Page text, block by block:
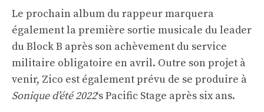
Le prochain album du rappeur marquera
également la première sortie musicale du leader
du Block B après son achèvement du service
militaire obligatoire en avril. Outre son projet à
venir, Zico est également prévu de se produire à
Sonique d’été 2022‘s Pacific Stage après six ans.